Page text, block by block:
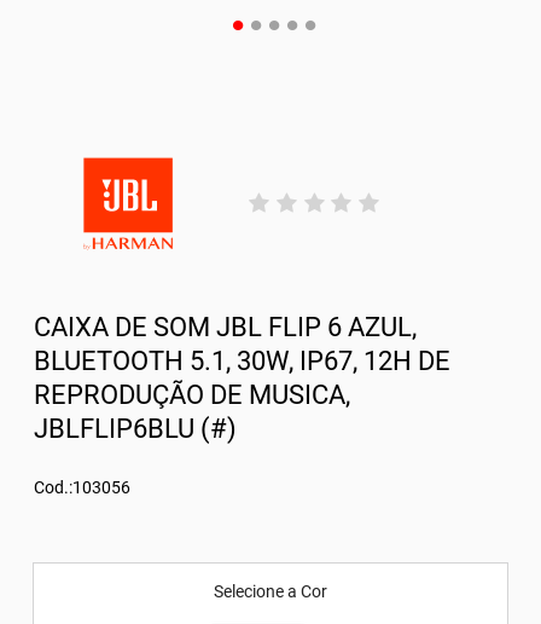
CAIXA DE SOM JBL FLIP 6 AZUL,
BLUETOOTH 5.1, 30W, IP67, 12H DE
REPRODUÇÃO DE MUSICA,
JBLFLIP6BLU (#)
Cod.:103056
Selecione a Cor